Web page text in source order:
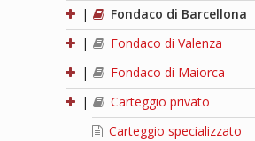
|
Fondaco di Barcellona
|
Fondaco di Valenza
|
Fondaco di Maiorca
|
Carteggio privato
Carteggio specializzato